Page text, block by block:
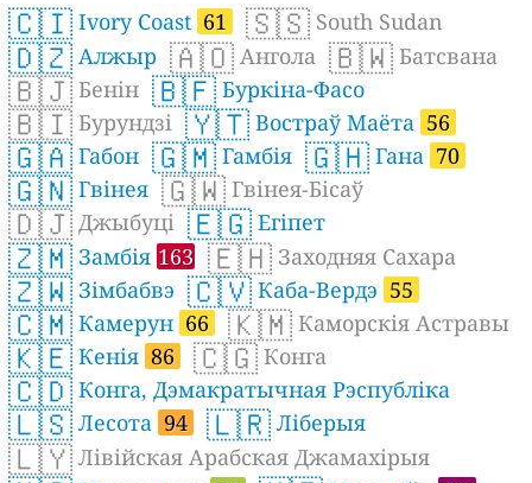
🇨🇮 Ivory Coast 61 🇸🇸 South Sudan
🇩🇿 Алжыр 🇦🇴 Ангола 🇧🇼 Батсвана
🇧🇯 Бенін 🇧🇫 Буркіна-Фасо
🇧🇮 Бурундзі 🇾🇹 Востраў Маёта 56
🇬🇦 Габон 🇬🇲 Гамбія 🇬🇭 Гана 70
🇬🇳 Гвінея 🇬🇼 Гвінея-Бісаў
🇩🇯 Джыбуці 🇪🇬 Егіпет
🇿🇲 Замбія 163 🇪🇭 Заходняя Сахара
🇿🇼 Зімбабвэ 🇨🇻 Каба-Вердэ 55
🇨🇲 Камерун 66 🇰🇲 Каморскія Астравы
🇰🇪 Кенія 86 🇨🇬 Конга
🇨🇩 Конга, Дэмакратычная Рэспубліка
🇱🇸 Лесота 94 🇱🇷 Ліберыя
🇱🇾 Лівійская Арабская Джамахірыя